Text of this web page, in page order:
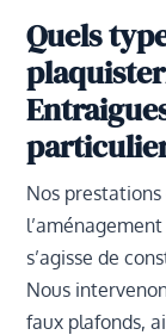
Quels
Nos
s’agisse de
Nous
faux plafonds,